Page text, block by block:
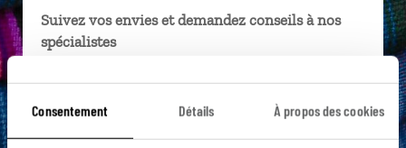
Consentement Détails À propos des cookies
Suivez vos envies et demandez conseils à nos
spécialistes
Ils sauront organiser votre itinéraire au plus
près de vos envies et de la réalité du pays.
Échangez en face à face ou depuis nos studios